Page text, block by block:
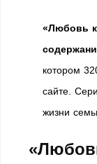
«Любовь
котором
сайте.
жизни